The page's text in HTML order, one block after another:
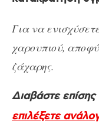
Για να ενισχύσετε
χαρουπιού,
ζάχαρης.
Διαβάστε επίσης
επιλέξετε